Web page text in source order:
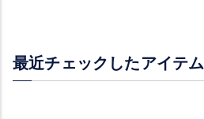
最近チェックしたアイテム